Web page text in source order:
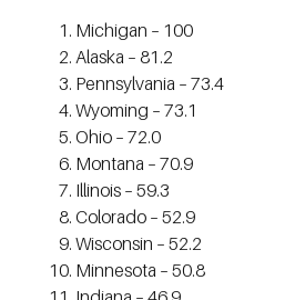
Michigan – 100
Alaska – 81.2
Pennsylvania – 73.4
Wyoming – 73.1
Ohio – 72.0
Montana – 70.9
Illinois – 59.3
Colorado – 52.9
Wisconsin – 52.2
Minnesota – 50.8